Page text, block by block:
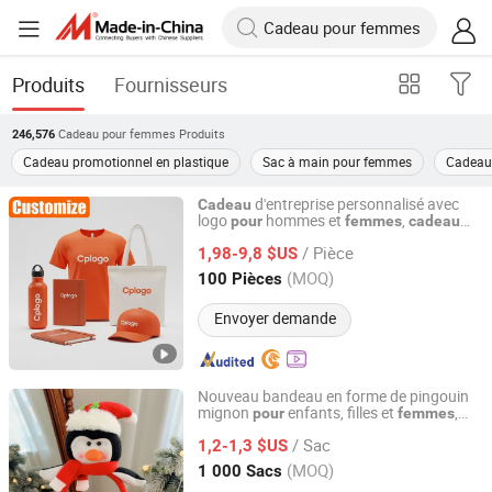
Produits Fournisseurs
246,576 Cadeau pour femmes Produits
Cadeau promotionnel en plastique Sac à main pour femmes
Cadeau d'entreprise personnalisé avec
logopour hommes et femmes, cadeau
carnet, papeterie, publicité, souvenir
1,98-9,8 $US / Pièce
100 Pièces (MOQ)
Envoyer demande
Shenzhen Osea Technology Co., Ltd.
Guangdong, China Depuis 2011
Nouveau bandeau en forme de pingouin
mignon pourenfants, filles et femmes,
1,2-1,3 $US / Sac
1 000 Sacs (MOQ)
Yiwu Shuangyuan Christmas Artware Co., Ltd.
Zhejiang, China Depuis 2020